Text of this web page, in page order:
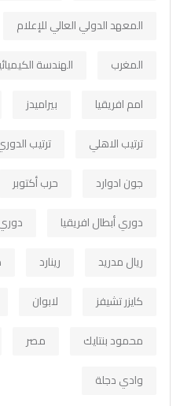
المعهد الدولي العالي للإعلام
المغرب
الهندسة
امم افريقيا
بيراميدز
ترتيب الاهلي
ترتيب
جون ادوارد
حرب أكتوبر
دوري أبطال افريقيا
ريال مدريد
رينارد
كايزر تشيفز
لابوان
محمود بنتايك
مصر
وادي دجلة